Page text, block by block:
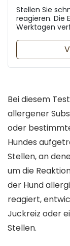
Stellen Sie
reagieren. Die
Werktagen
Bei diesem
allergener
oder
Hundes
Stellen, an
um die
der Hund
reagiert,
Juckreiz oder
Stellen.